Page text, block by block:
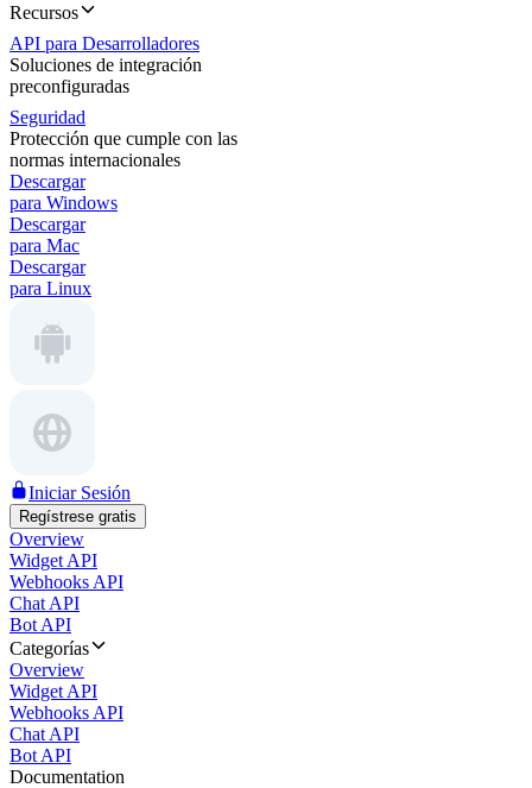
Recursos
API para Desarrolladores
Soluciones de integración
preconfiguradas
Seguridad
Protección que cumple con las
normas internacionales
Descargar
para Windows
Descargar
para Mac
Descargar
para Linux
Iniciar Sesión
Regístrese gratis
Overview
Widget API
Webhooks API
Chat API
Bot API
Categorías
Overview
Widget API
Webhooks API
Chat API
Bot API
Documentation